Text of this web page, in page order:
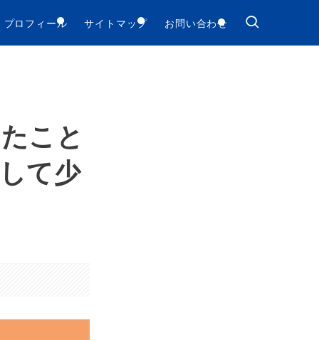
プロフィール サイトマップ お問い合わせ
こと
て少